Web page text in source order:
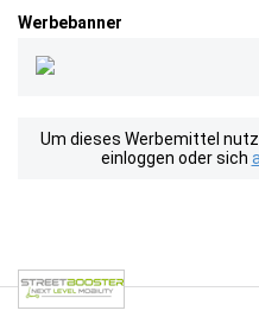
Werbebanner
Um dieses Werbemittel
einloggen oder sich